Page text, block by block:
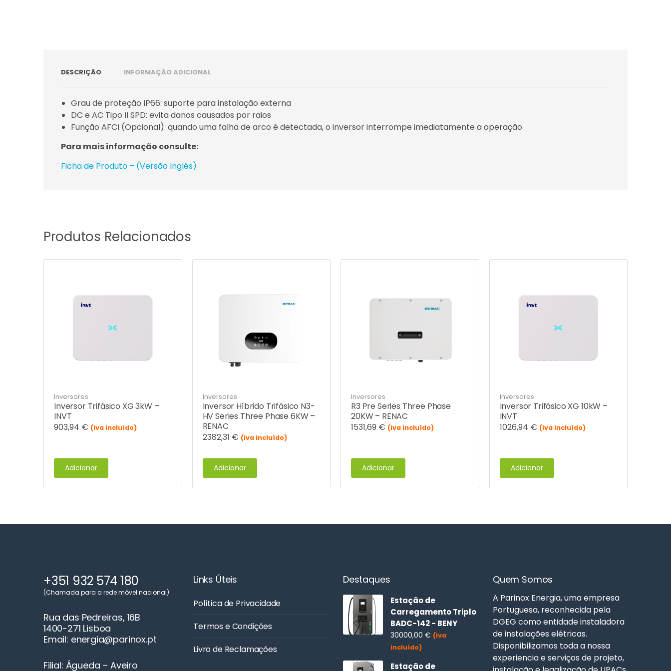
DESCRIÇÃO INFORMAÇÃO ADICIONAL
Grau de proteção IP66: suporte para instalação externa
DC e AC Tipo II SPD: evita danos causados ​​por raios
Função AFCI (Opcional): quando uma falha de arco é detectada, o inversor interrompe imediatamente a operação
Para mais informação consulte:
Ficha de Produto – (Versão Inglês)
Produtos Relacionados
Inversores
Inversor Trifásico XG 3kW –
INVT
903,94 € (iva incluído)
Adicionar
Inversores
Inversor Híbrido Trifásico N3-
HV Series Three Phase 6KW –
RENAC
2382,31 € (iva incluído)
Adicionar
Inversores
R3 Pre Series Three Phase
20KW – RENAC
1531,69 € (iva incluído)
Adicionar
Inversores
Inversor Trifásico XG 10kW –
INVT
1026,94 € (iva incluído)
Adicionar
+351 932 574 180
(Chamada para a rede móvel nacional)
Rua das Pedreiras, 16B
1400-271 Lisboa
Email: energia@parinox.pt
Filial: Águeda – Aveiro
Links Úteis
Política de Privacidade
Termos e Condições
Livro de Reclamações
Destaques
Estação de
Carregamento Triplo
BADC-142 - BENY
30000,00 € (iva
incluído)
Estação de
Quem Somos
A Parinox Energia, uma empresa
Portuguesa, reconhecida pela
DGEG como entidade instaladora
de instalações elétricas.
Disponibilizamos toda a nossa
experiencia e serviços de projeto,